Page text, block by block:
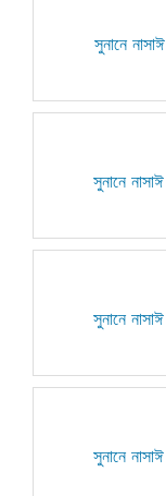
সুনানে
সুনানে
সুনানে
সুনানে